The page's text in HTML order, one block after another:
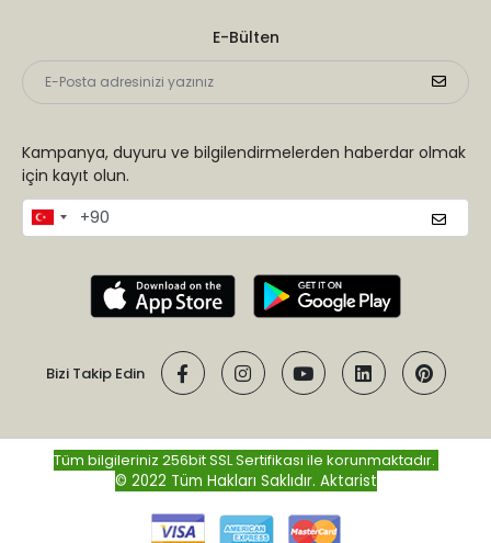
E-Bülten
Kampanya, duyuru ve bilgilendirmelerden haberdar olmak
için kayıt olun.
Bizi Takip Edin
Tüm bilgileriniz 256bit SSL Sertifikası ile korunmaktadır.
© 2022 Tüm Hakları Saklıdır. Aktarist